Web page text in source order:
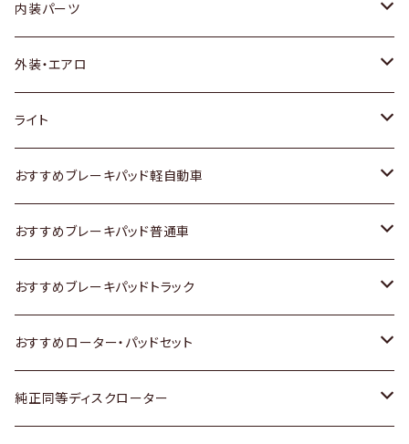
内装パーツ
トヨタ
ホンダ
スズキ
日産
いすゞ
ダイハツ
マツダ
外装・エアロ
トヨタ
ホンダ
スズキ
日産
いすゞ
ダイハツ
ライト
トヨタ
スズキ
日産
いすゞ
ダイハツ
おすすめブレーキパッド軽自動車
トヨタ
ホンダ
スズキ
日産
おすすめブレーキパッド普通車
トヨタ
ホンダ
スズキ
おすすめブレーキパッドトラック
トヨタ
日産
おすすめローター・パッドセット
トヨタ
純正同等ディスクローター